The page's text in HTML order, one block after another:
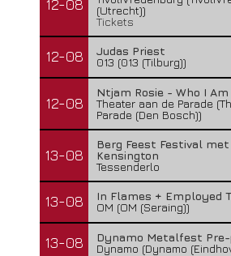
FleXanT – Bloody Photographer
12-08
(Utrecht))
Tickets
12-08
Judas Priest
013 (013 (Tilburg))
12-08
Ntjam Rosie - Who I Am
Theater aan de Parade
Parade (Den Bosch))
13-08
Berg Feest Festival met
Kensington
Tessenderlo
13-08
In Flames + Employed
OM (OM (Seraing))
13-08
Dynamo Metalfest
Dynamo (Dynamo